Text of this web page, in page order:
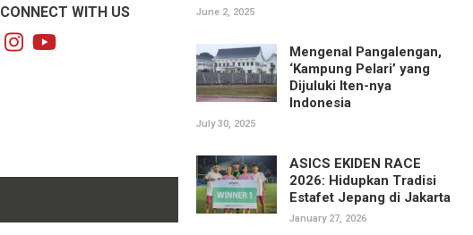
June 2, 2025
Mengenal Pangalengan,
‘Kampung Pelari’ yang
Dijuluki Iten-nya
Indonesia
July 30, 2025
ASICS EKIDEN RACE
2026: Hidupkan Tradisi
Estafet Jepang di Jakarta
January 27, 2026
CONNECT WITH US
Kontak Kami Privacy Policy